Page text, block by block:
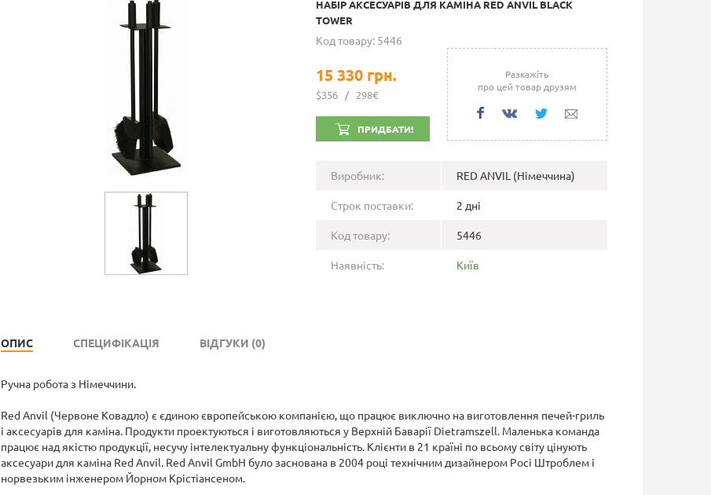
НАБІР АКСЕСУАРІВ ДЛЯ КАМІНА RED ANVIL BLACK
TOWER
Код товару: 5446
15 330 грн.
$356 / 298€
ПРИДБАТИ!
Разкажіть
про цей товар друзям
Виробник: RED ANVIL (Німеччина)
Строк поставки: 2 дні
Код товару: 5446
Наявність: Київ
ОПИС СПЕЦИФІКАЦІЯ ВІДГУКИ (0)
Ручна робота з Німеччини.
Red Anvil (Червоне Ковадло) є єдиною європейською компанією, що працює виключно на виготовлення печей-гриль
і аксесуарів для каміна. Продукти проектуються і виготовляються у Верхній Баварії Dietramszell. Маленька команда
працює над якістю продукції, несучу інтелектуальну функціональність. Клієнти в 21 країні по всьому світу цінують
аксесуари для каміна Red Anvil. Red Anvil GmbH було заснована в 2004 році технічним дизайнером Росі Штроблем і
норвезьким інженером Йорном Крістіансеном.